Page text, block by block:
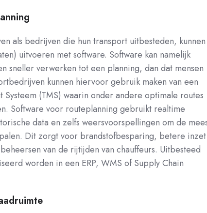
als bedrijven die hun transport uitbesteden, kunnen
uitvoeren met software. Software kan namelijk
sneller verwerken tot een planning, dan dat mensen
kunnen hiervoor gebruik maken van een
Systeem (TMS) waarin onder andere optimale routes
Software voor routeplanning gebruikt realtime
data en zelfs weersvoorspellingen om de
Dit zorgt voor brandstofbesparing, betere inzet
van de rijtijden van chauffeurs. Uitbesteed
worden in een ERP, WMS of Supply Chain